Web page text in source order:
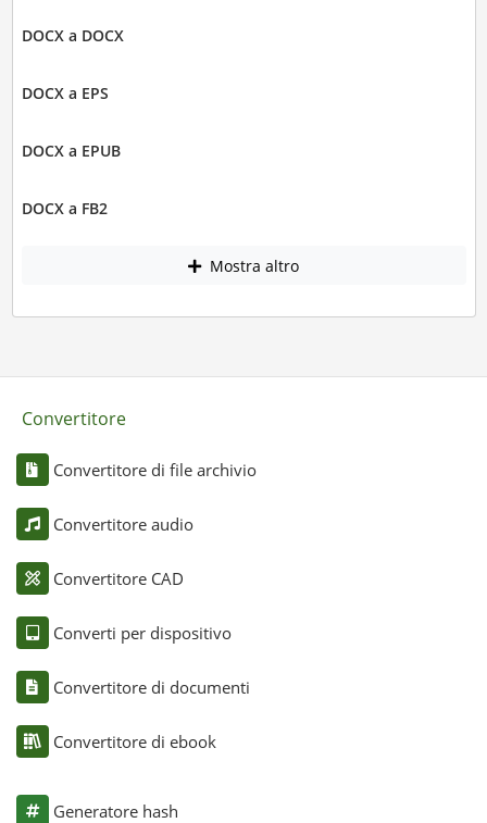
DOCX a DOCX
DOCX a EPS
DOCX a EPUB
DOCX a FB2
Mostra altro
Convertitore
Convertitore di file archivio
Convertitore audio
Convertitore CAD
Converti per dispositivo
Convertitore di documenti
Convertitore di ebook
Generatore hash